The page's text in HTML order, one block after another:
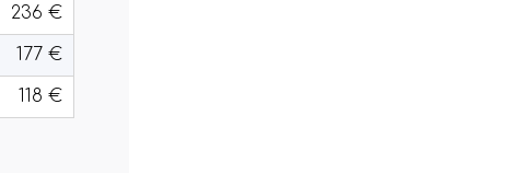
236 €
177 €
118 €